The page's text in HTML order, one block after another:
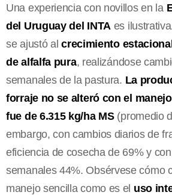
Una experiencia con novillos en la
del Uruguay del INTA es
se ajustó al crecimiento
de alfalfa pura, realizándose
semanales de la pastura. La
forraje no se alteró con el
fue de 6.315 kg/ha MS(promedio
embargo, con cambios diarios de
eficiencia de cosecha de 69% y
semanales 44%. Obsérvese cómo
manejo sencilla como es el uso